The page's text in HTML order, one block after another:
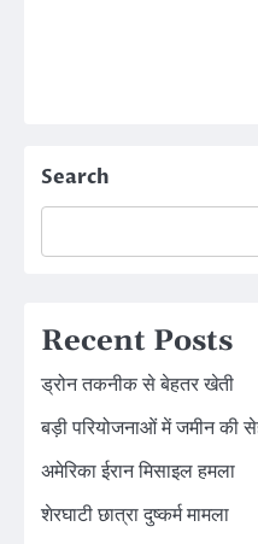
Search
Recent Posts
ड्रोन तकनीक से बेहतर खेती
बड़ी परियोजनाओं में जमीन की
अमेरिका ईरान मिसाइल हमला
शेरघाटी छात्रा दुष्कर्म मामला